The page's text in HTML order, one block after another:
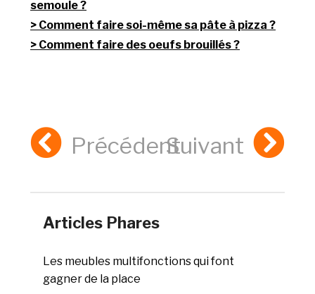
semoule ?
Comment faire soi-même sa pâte à pizza ?
Comment faire des oeufs brouillés ?
PrécédentSuivant
Articles Phares
Les meubles multifonctions qui font
gagner de la place